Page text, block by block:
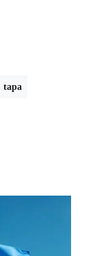
tapa